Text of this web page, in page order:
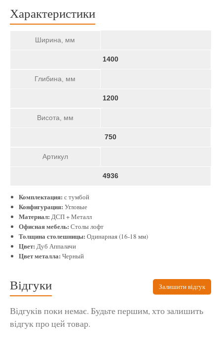
Характеристики
Ширина, мм
1400
Глибина, мм
1200
Висота, мм
750
Артикул
4936
Комплектация: с тумбой
Конфигурация: Угловые
Материал: ДСП + Металл
Офисная мебель: Столы лофт
Толщина столешницы: Одинарная (16-18 мм)
Цвет: Дуб Аппалачи
Цвет металла: Черный
Відгуки Залишити відгук
Відгуків поки немає. Будьте першим, хто залишить
відгук про цей товар.